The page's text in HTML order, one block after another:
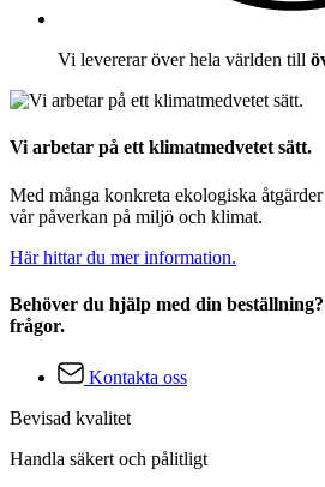
Vi levererar över hela världen till
Vi arbetar på ett klimatmedvetet sätt.
Med många konkreta ekologiska
vår påverkan på miljö och klimat.
Här hittar du mer information.
Behöver du hjälp med din
frågor.
Kontakta oss
Bevisad kvalitet
Handla säkert och pålitligt